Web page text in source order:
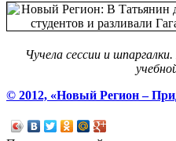
Чучела сессии и
© 2012, «Новый Регион –